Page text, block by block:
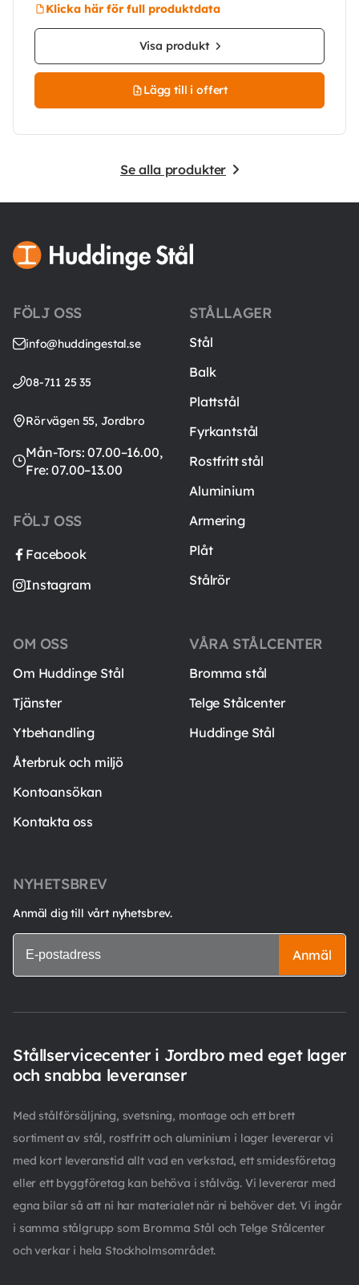
Klicka här för full produktdata
Visa produkt
Lägg till i offert
Se alla produkter
FÖLJ OSS
info@huddingestal.se
08-711 25 35
Rörvägen 55, Jordbro
Mån-Tors: 07.00–16.00,
Fre: 07.00–13.00
FÖLJ OSS
Facebook
Instagram
STÅLLAGER
Stål
Balk
Plattstål
Fyrkantstål
Rostfritt stål
Aluminium
Armering
Plåt
Stålrör
VÅRA STÅLCENTER
Bromma stål
Telge Stålcenter
Huddinge Stål
OM OSS
Om Huddinge Stål
Tjänster
Ytbehandling
Återbruk och miljö
Kontoansökan
Kontakta oss
NYHETSBREV
Anmäl dig till vårt nyhetsbrev.
Anmäl
Stållservicecenter i Jordbro med eget lager
och snabba leveranser
Med stålförsäljning, svetsning, montage och ett brett
sortiment av stål, rostfritt och aluminium i lager levererar vi
med kort leveranstid allt vad en verkstad, ett smidesföretag
eller ett byggföretag kan behöva i stålväg. Vi levererar med
egna bilar så att ni har materialet när ni behöver det. Vi ingår
i samma stålgrupp som Bromma Stål och Telge Stålcenter
och verkar i hela Stockholmsområdet.